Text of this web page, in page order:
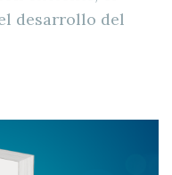
desarrollo del